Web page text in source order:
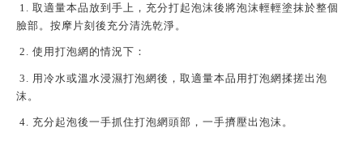
1. 取適量本品放到手上，充分打起泡沫後將泡沫輕輕塗抹於整個
臉部。按摩片刻後充分清洗乾淨。
2. 使用打泡網的情況下：
3. 用冷水或溫水浸濕打泡網後，取適量本品用打泡網揉搓出泡
沫。
4. 充分起泡後一手抓住打泡網頭部，一手擠壓出泡沫。